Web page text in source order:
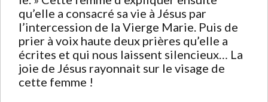
qu’elle a consacré sa vie à Jésus par
l’intercession de la Vierge Marie. Puis de
prier à voix haute deux prières qu’elle a
écrites et qui nous laissent silencieux… La
joie de Jésus rayonnait sur le visage de
cette femme !